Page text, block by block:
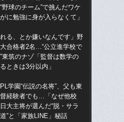
野球のチーム”で挑んだワケ
に勉強に身が入らなくて」
れる、とか嫌いなんです」野
合格者2名…“公立進学校で
東筑のナゾ「監督は数学の
ときは3分以内」
学園“伝説の名将”、父も東
経験者でも…「なぜ他校
大主将が選んだ“脱・サラ
”と「家族LINE」秘話